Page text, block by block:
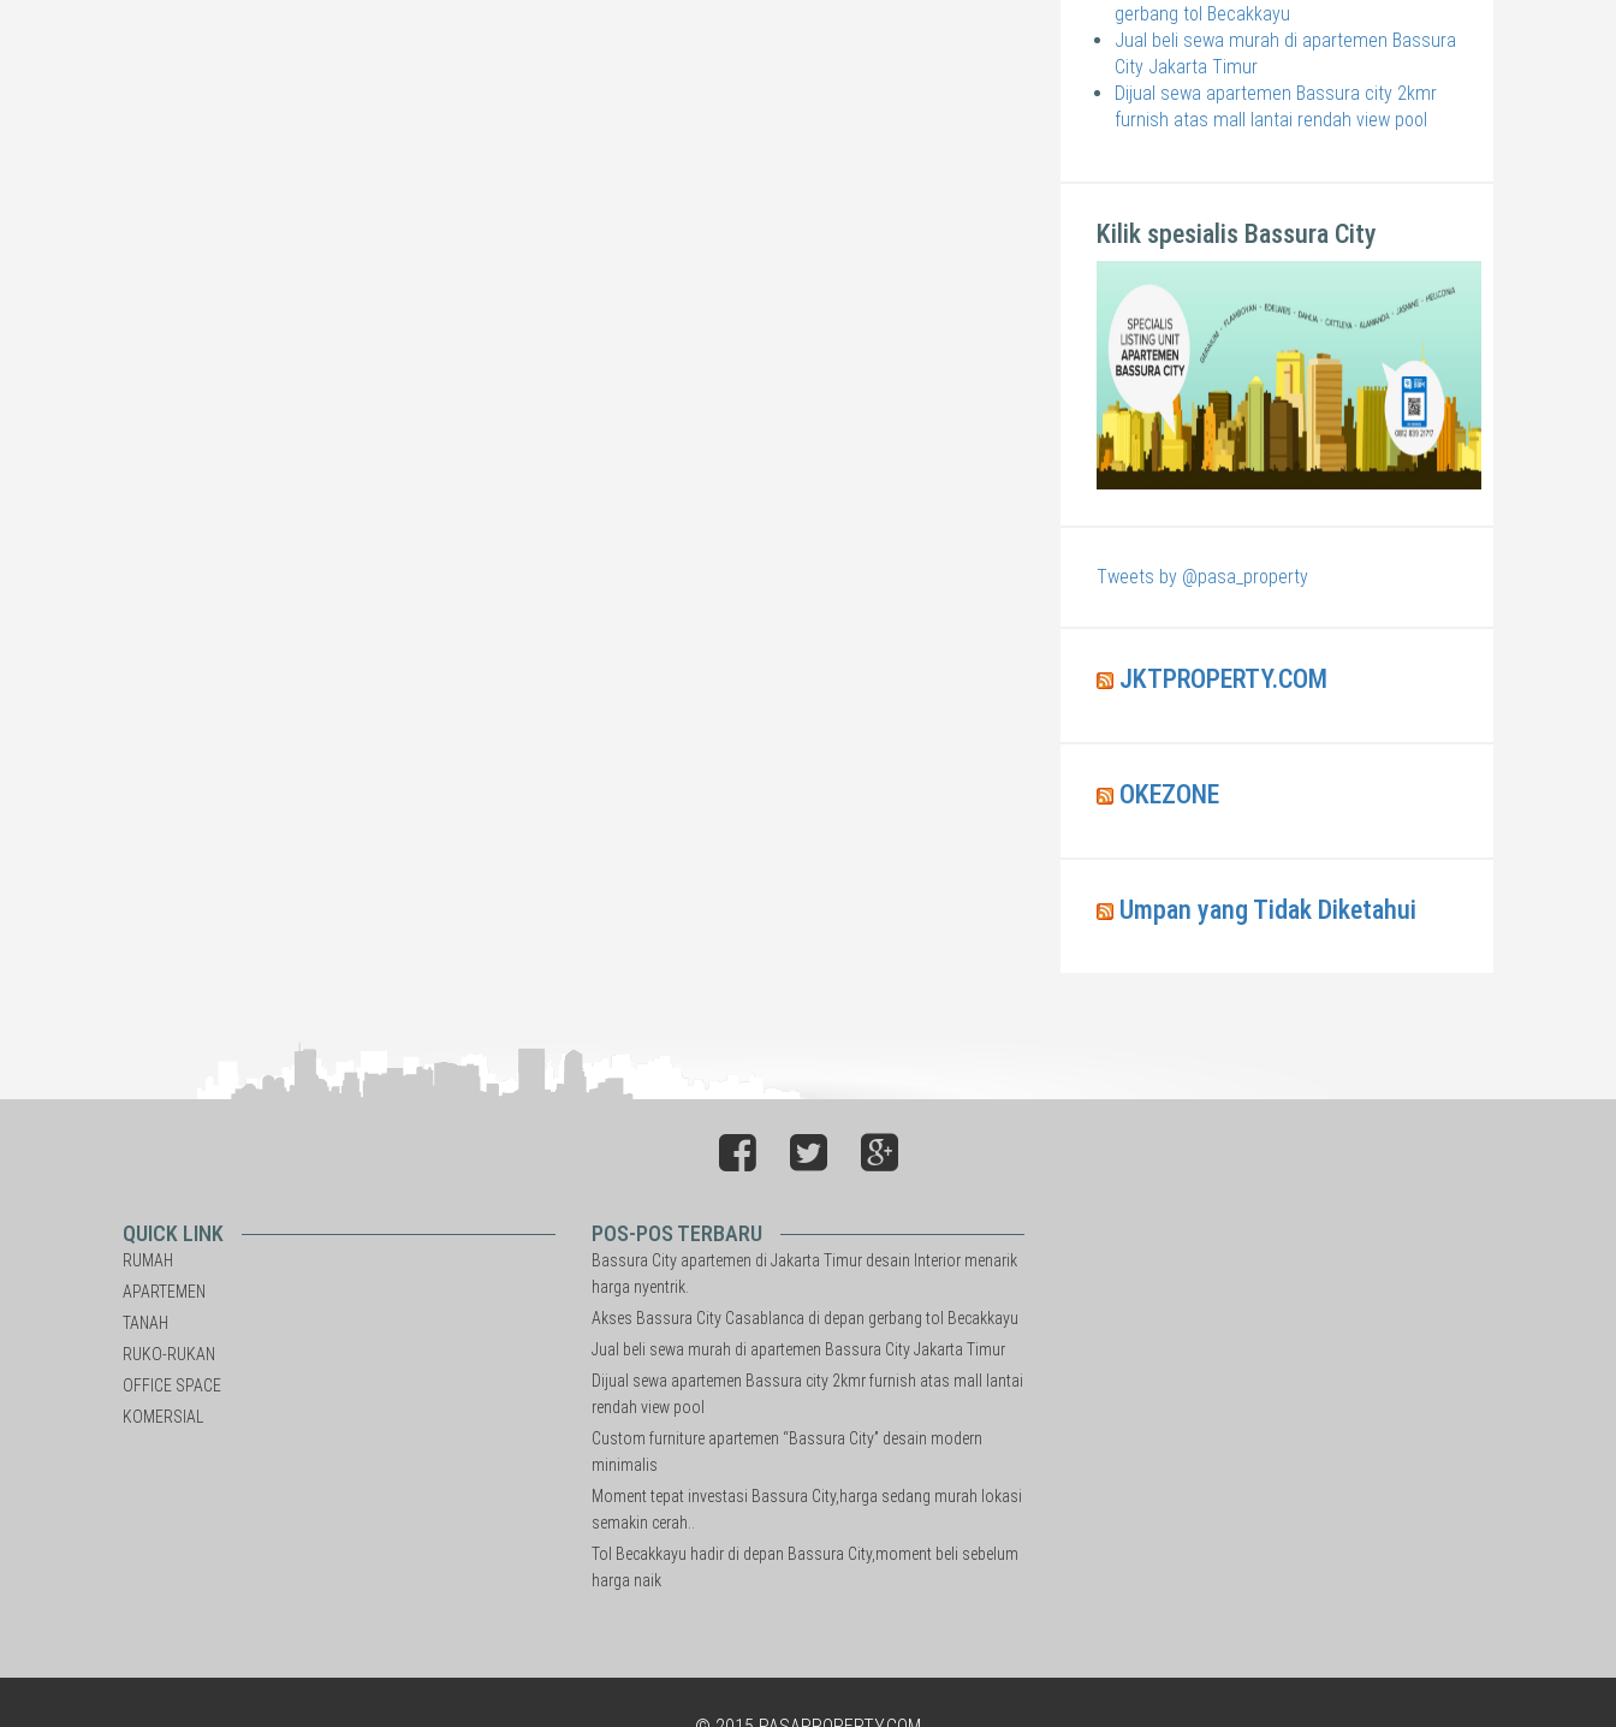
gerbang tol Becakkayu
Jual beli sewa murah di apartemen Bassura
City Jakarta Timur
Dijual sewa apartemen Bassura city 2kmr
furnish atas mall lantai rendah view pool
Kilik spesialis Bassura City
Tweets by @pasa_property
JKTPROPERTY.COM
OKEZONE
Umpan yang Tidak Diketahui
QUICK LINK
RUMAH
APARTEMEN
TANAH
RUKO-RUKAN
OFFICE SPACE
KOMERSIAL
POS-POS TERBARU
Bassura City apartemen di Jakarta Timur desain Interior menarik
harga nyentrik.
Akses Bassura City Casablanca di depan gerbang tol Becakkayu
Jual beli sewa murah di apartemen Bassura City Jakarta Timur
Dijual sewa apartemen Bassura city 2kmr furnish atas mall lantai
rendah view pool
Custom furniture apartemen “Bassura City” desain modern
minimalis
Moment tepat investasi Bassura City,harga sedang murah lokasi
semakin cerah..
Tol Becakkayu hadir di depan Bassura City,moment beli sebelum
harga naik